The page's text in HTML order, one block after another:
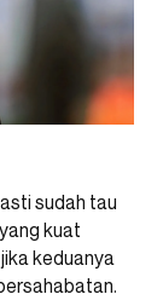
sudah tau
kuat
keduanya